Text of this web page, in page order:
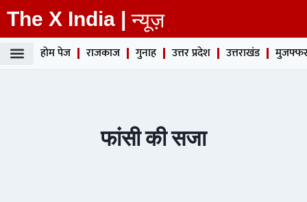
The X India | न्यूज़
होम पेज राजकाज गुनाह उत्तर प्रदेश उत्तराखंड
फांसी की सजा